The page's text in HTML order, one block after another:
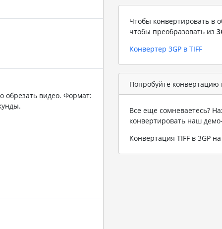
обрезать видео. Формат:
Чтобы конвертировать в
чтобы преобразовать из
Конвертер 3GP в TIFF
Попробуйте конвертацию
Все еще сомневаетесь?
конвертировать наш
Конвертация TIFF в 3GP